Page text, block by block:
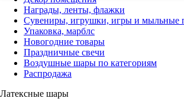
Награды, ленты, флажки
Сувениры, игрушки, игры и мыльные
Упаковка, марблс
Новогодние товары
Праздничные свечи
Воздушные шары по категориям
Распродажа
Латексные шары